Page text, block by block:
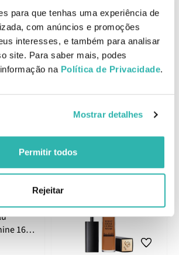
para que tenhas uma experiência de
com anúncios e promoções
interesses, e também para analisar
site. Para saber mais, podes
na Política de Privacidade.
Mostrar detalhes
Permitir todos
Rejeitar
Pentylene Glycol, Cetyl Peg/ppg-10/1
Magnesium Sulfate, Disteardimonium
Flower Extract, Helianthus Annuus Seed Oi
168